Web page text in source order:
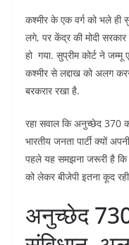
कश्मीर के एक वर्ग को भले ही
लगे, पर केंद्र की मोदी
हो गया. सुप्रीम कोर्ट ने
कश्मीर से लद्दाख को अलग
बरकरार रखा है.
रहा सवाल कि अनुच्छेद 370
भारतीय जनता पार्टी क्यों
पहले यह समझना जरूरी है
को लेकर बीजेपी इतना कूद
अनुच्छेद